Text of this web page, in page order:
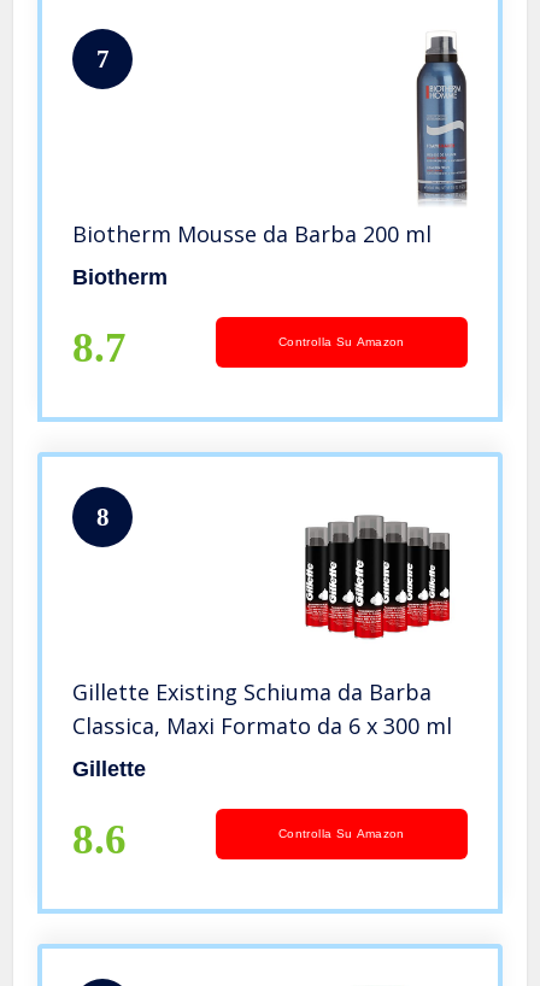
7
Biotherm Mousse da Barba 200 ml
Biotherm
8.7 Controlla Su Amazon
8
Gillette Existing Schiuma da Barba
Classica, Maxi Formato da 6 x 300 ml
Gillette
8.6 Controlla Su Amazon